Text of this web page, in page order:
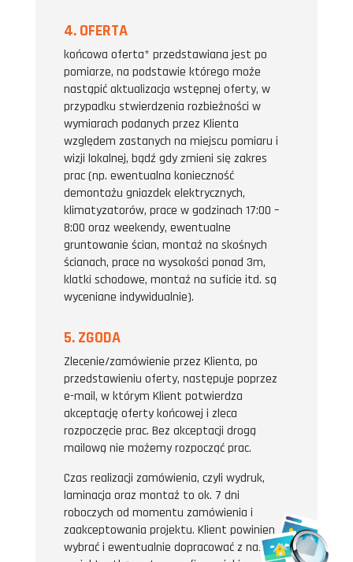
4. OFERTA
końcowa oferta* przedstawiana jest po
pomiarze, na podstawie którego może
nastąpić aktualizacja wstępnej oferty, w
przypadku stwierdzenia rozbieżności w
wymiarach podanych przez Klienta
względem zastanych na miejscu pomiaru i
wizji lokalnej, bądź gdy zmieni się zakres
prac (np. ewentualna konieczność
demontażu gniazdek elektrycznych,
klimatyzatorów, prace w godzinach 17:00 –
8:00 oraz weekendy, ewentualne
gruntowanie ścian, montaż na skośnych
ścianach, prace na wysokości ponad 3m,
klatki schodowe, montaż na suficie itd. są
wyceniane indywidualnie).
5. ZGODA
Zlecenie/zamówienie przez Klienta, po
przedstawieniu oferty, następuje poprzez
e-mail, w którym Klient potwierdza
akceptację oferty końcowej i zleca
rozpoczęcie prac. Bez akceptacji drogą
mailową nie możemy rozpocząć prac.
Czas realizacji zamówienia, czyli wydruk,
laminacja oraz montaż to ok. 7 dni
roboczych od momentu zamówienia i
zaakceptowania projektu. Klient powinien
wybrać i ewentualnie dopracować z naszą